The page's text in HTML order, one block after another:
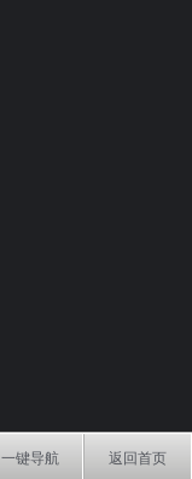
一键导航 返回首页